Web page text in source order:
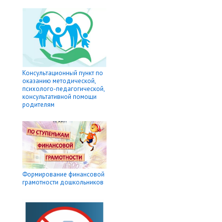
Консультационный пункт по
оказанию методической,
психолого-педагогической,
консультативной помощи
родителям
Формирование финансовой
грамотности дошкольников